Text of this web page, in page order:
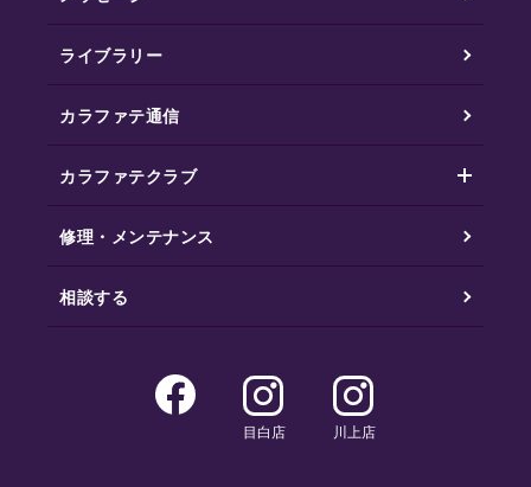
ライブラリー
カラファテ通信
カラファテクラブ
修理・メンテナンス
相談する
目白店 川上店